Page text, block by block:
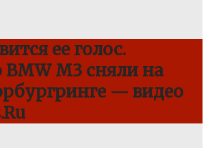
ее голос.
M3 сняли на
— видео